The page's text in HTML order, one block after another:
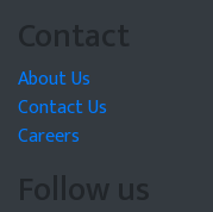
Contact
About Us
Contact Us
Careers
Follow us